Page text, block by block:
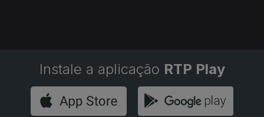
Instale a aplicação RTP Play